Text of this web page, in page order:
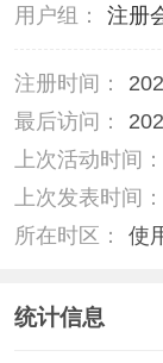
用户组： 注册
注册时间：
最后访问：
上次活动时间：
上次发表时间：
所在时区：
使
统计信息